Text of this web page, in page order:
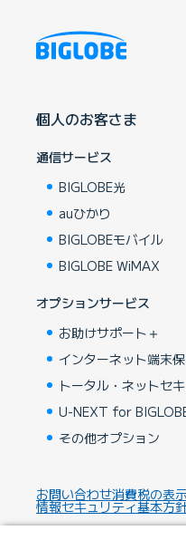
個人のお客さま
通信サービス
BIGLOBE光
auひかり
BIGLOBEモバイル
BIGLOBE WiMAX
オプションサービス
お助けサポート＋
インターネット端末
トータル・ネットセ
U-NEXT for
その他オプション
お問い合わせ消費税の表示
情報セキュリティ基本方